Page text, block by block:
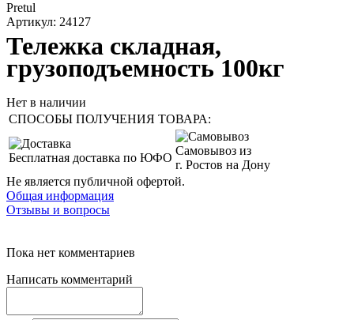
Pretul
Артикул: 24127
Тележка складная,
грузоподъемность 100кг
Нет в наличии
СПОСОБЫ ПОЛУЧЕНИЯ ТОВАРА:
Бесплатная доставка по ЮФО
Самовывоз из
г. Ростов на Дону
Не является публичной офертой.
Общая информация
Отзывы и вопросы
Пока нет комментариев
Написать комментарий